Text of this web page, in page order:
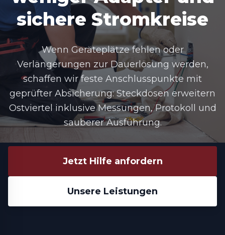
sichere Stromkreise
Wenn Geräteplätze fehlen oder
Verlängerungen zur Dauerlösung werden,
schaffen wir feste Anschlusspunkte mit
geprüfter Absicherung: Steckdosen erweitern
Ostviertel inklusive Messungen, Protokoll und
sauberer Ausführung.
Jetzt Hilfe anfordern
Unsere Leistungen